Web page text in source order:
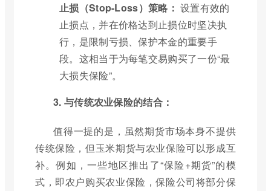
止损（Stop-Loss）策略： 设置有效的
止损点，并在价格达到止损位时坚决执
行，是限制亏损、保护本金的重要手
段。这相当于为每笔交易购买了一份“最
大损失保险”。
3. 与传统农业保险的结合：
值得一提的是，虽然期货市场本身不提供
传统保险，但玉米期货与农业保险可以形成互
补。例如，一些地区推出了“保险+期货”的模
式，即农户购买农业保险，保险公司将部分保